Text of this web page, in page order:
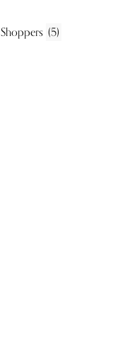
Shoppers (5)